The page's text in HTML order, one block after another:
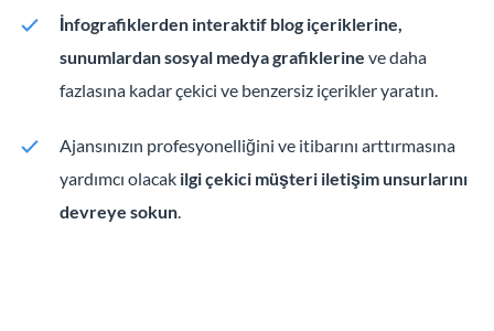
İnfografiklerden interaktif blog içeriklerine,
sunumlardan sosyal medya grafiklerine ve daha
fazlasına kadar çekici ve benzersiz içerikler yaratın.
Ajansınızın profesyonelliğini ve itibarını arttırmasına
yardımcı olacak ilgi çekici müşteri iletişim unsurlarını
devreye sokun